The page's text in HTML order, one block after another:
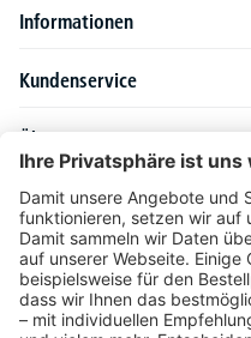
Informationen
Kundenservice
Über DELTA-V
Produktsortiment
Ratgeber
Folgen